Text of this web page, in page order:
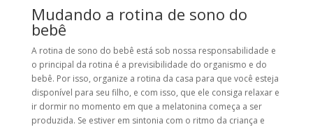
Mudando a rotina de sono do
bebê
A rotina de sono do bebê está sob nossa responsabilidade e
o principal da rotina é a previsibilidade do organismo e do
bebê. Por isso, organize a rotina da casa para que você esteja
disponível para seu filho, e com isso, que ele consiga relaxar e
ir dormir no momento em que a melatonina começa a ser
produzida. Se estiver em sintonia com o ritmo da criança e